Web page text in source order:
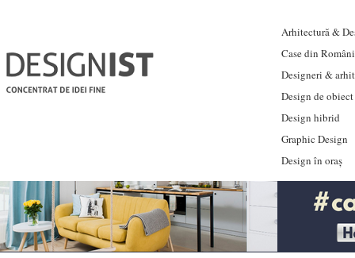
Arhitectură &
Case din
Designeri &
Design de obiect
Design hibrid
Graphic Design
Design în oraș